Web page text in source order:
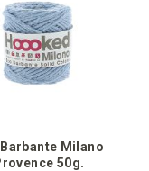
Milano
50g.